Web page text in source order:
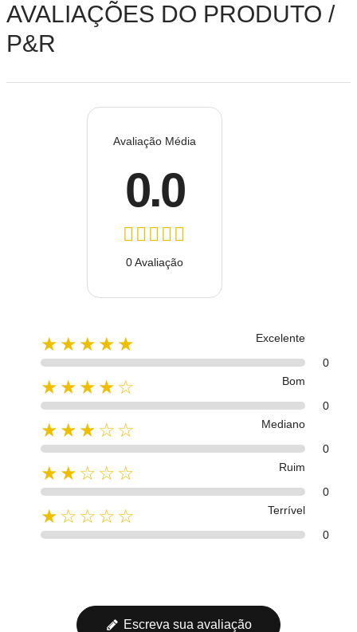
AVALIAÇÕES DO PRODUTO /
P&R
Avaliação Média
0.0
0 Avaliação
★★★★★
Excelente
0
★★★★☆
Bom
0
★★★☆☆
Mediano
0
★★☆☆☆
Ruim
0
★☆☆☆☆
Terrível
0
Escreva sua avaliação